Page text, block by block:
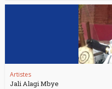
Artistes
Jali Alagi Mbye